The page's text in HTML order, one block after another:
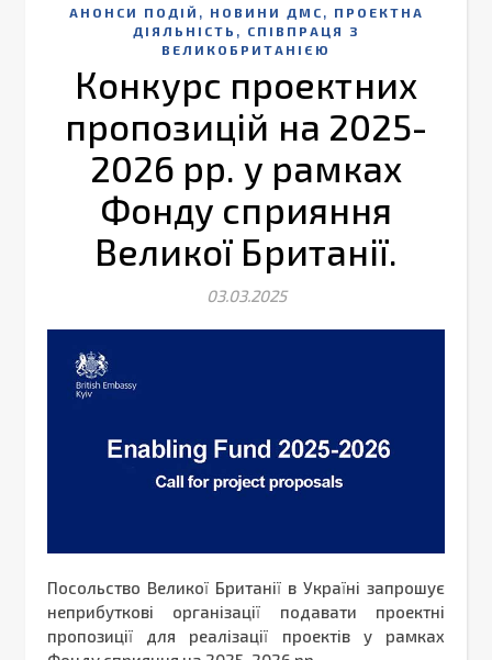
АНОНСИ ПОДІЙ , НОВИНИ ДМС , ПРОЕКТНА
ДІЯЛЬНІСТЬ , СПІВПРАЦЯ З
ВЕЛИКОБРИТАНІЄЮ
Конкурс проектних
пропозицій на 2025-
2026 рр. у рамках
Фонду сприяння
Великої Британії.
03.03.2025
Посольство Великої Британії в Україні запрошує
неприбуткові організації подавати проектні
пропозиції для реалізації проектів у рамках